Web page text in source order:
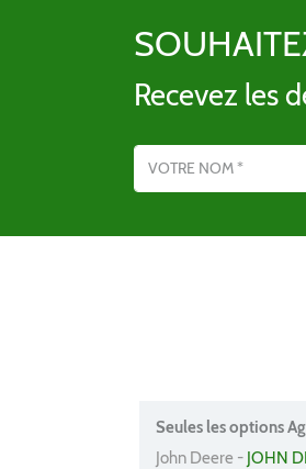
Recevez les
Seules les options
John Deere - JOHN